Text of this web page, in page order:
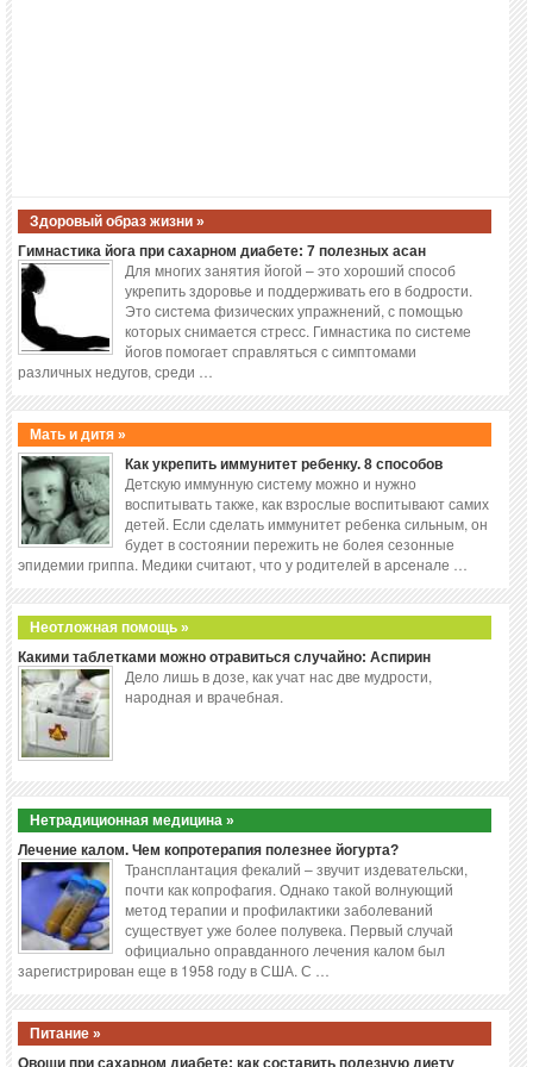
Здоровый образ жизни »
Гимнастика йога при сахарном диабете: 7 полезных асан
Для многих занятия йогой – это хороший способ
укрепить здоровье и поддерживать его в бодрости.
Это система физических упражнений, с помощью
которых снимается стресс. Гимнастика по системе
йогов помогает справляться с симптомами
различных недугов, среди …
Мать и дитя »
Как укрепить иммунитет ребенку. 8 способов
Детскую иммунную систему можно и нужно
воспитывать также, как взрослые воспитывают самих
детей. Если сделать иммунитет ребенка сильным, он
будет в состоянии пережить не болея сезонные
эпидемии гриппа. Медики считают, что у родителей в арсенале …
Неотложная помощь »
Какими таблетками можно отравиться случайно: Аспирин
Дело лишь в дозе, как учат нас две мудрости,
народная и врачебная.
Нетрадиционная медицина »
Лечение калом. Чем копротерапия полезнее йогурта?
Трансплантация фекалий – звучит издевательски,
почти как копрофагия. Однако такой волнующий
метод терапии и профилактики заболеваний
существует уже более полувека. Первый случай
официально оправданного лечения калом был
зарегистрирован еще в 1958 году в США. С …
Питание »
Овощи при сахарном диабете: как составить полезную диету